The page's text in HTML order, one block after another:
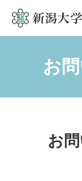
新潟大学腎・膠
お
お